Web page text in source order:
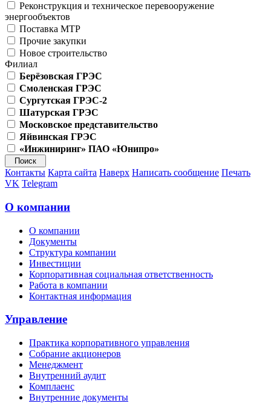
Реконструкция и техническое перевооружение
энергообъектов
Поставка МТР
Прочие закупки
Новое строительство
Филиал
Берёзовская ГРЭС
Смоленская ГРЭС
Сургутская ГРЭС-2
Шатурская ГРЭС
Московское представительство
Яйвинская ГРЭС
«Инжиниринг» ПАО «Юнипро»
Контакты Карта сайта Наверх Написать сообщение Печать
VK Telegram
О компании
О компании
Документы
Структура компании
Инвестиции
Корпоративная социальная ответственность
Работа в компании
Контактная информация
Управление
Практика корпоративного управления
Собрание акционеров
Менеджмент
Внутренний аудит
Комплаенс
Внутренние документы